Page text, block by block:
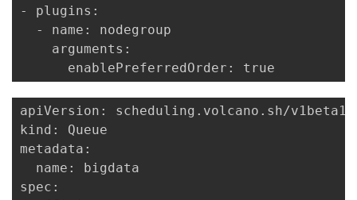
- plugins:
- name: nodegroup
arguments:
apiVersion: scheduling.volcano.sh/v1beta1
kind: Queue
metadata:
name: bigdata
spec: